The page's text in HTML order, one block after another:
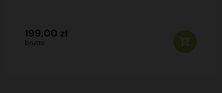
199,00 zł
brutto